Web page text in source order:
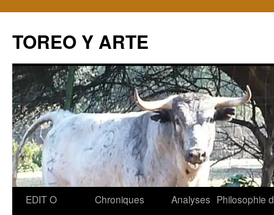
TOREO Y ARTE
Aller
EDIT O
Chroniques
Analyses Philosophie